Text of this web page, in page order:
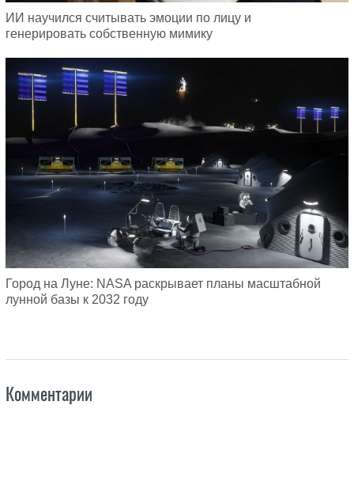
ИИ научился считывать эмоции по лицу и
генерировать собственную мимику
Город на Луне: NASA раскрывает планы масштабной
лунной базы к 2032 году
Комментарии